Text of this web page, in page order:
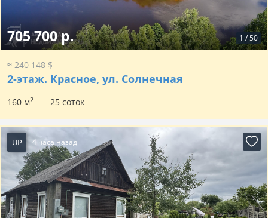
1 /50
705 700 р.
≈ 240 148 $
2-этаж. Красное, ул. Солнечная
160 м2 25 соток
UP 4 часа назад